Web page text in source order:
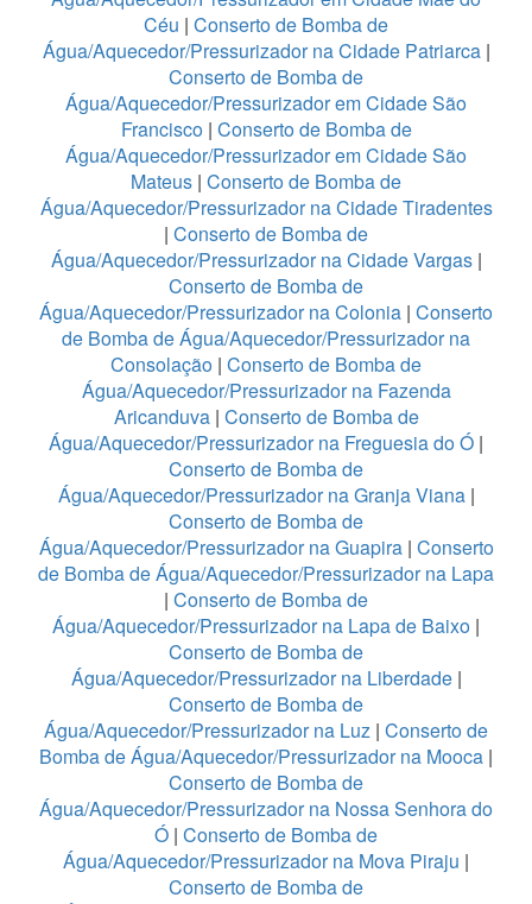
Céu | Conserto de Bomba de
Água/Aquecedor/Pressurizador na Cidade Patriarca|
Conserto de Bomba de
Água/Aquecedor/Pressurizador em Cidade São
Francisco | Conserto de Bomba de
Água/Aquecedor/Pressurizador em Cidade São
Mateus | Conserto de Bomba de
Água/Aquecedor/Pressurizador na Cidade Tiradentes
| Conserto de Bomba de
Água/Aquecedor/Pressurizador na Cidade Vargas |
Conserto de Bomba de
Água/Aquecedor/Pressurizador na Colonia | Conserto
de Bomba de Água/Aquecedor/Pressurizador na
Consolação | Conserto de Bomba de
Água/Aquecedor/Pressurizador na Fazenda
Aricanduva| Conserto de Bomba de
Água/Aquecedor/Pressurizador na Freguesia do Ó |
Conserto de Bomba de
Água/Aquecedor/Pressurizador na Granja Viana|
Conserto de Bomba de
Água/Aquecedor/Pressurizador na Guapira| Conserto
de Bomba de Água/Aquecedor/Pressurizador na Lapa
| Conserto de Bomba de
Água/Aquecedor/Pressurizador na Lapa de Baixo |
Conserto de Bomba de
Água/Aquecedor/Pressurizador na Liberdade |
Conserto de Bomba de
Água/Aquecedor/Pressurizador na Luz | Conserto de
Bomba de Água/Aquecedor/Pressurizador na Mooca |
Conserto de Bomba de
Água/Aquecedor/Pressurizador na Nossa Senhora do
Ó | Conserto de Bomba de
Água/Aquecedor/Pressurizador na Mova Piraju |
Conserto de Bomba de